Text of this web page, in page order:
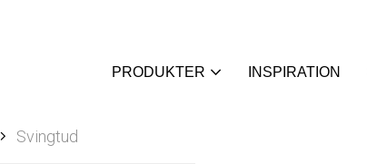
PRODUKTER INSPIRATION
Svingtud